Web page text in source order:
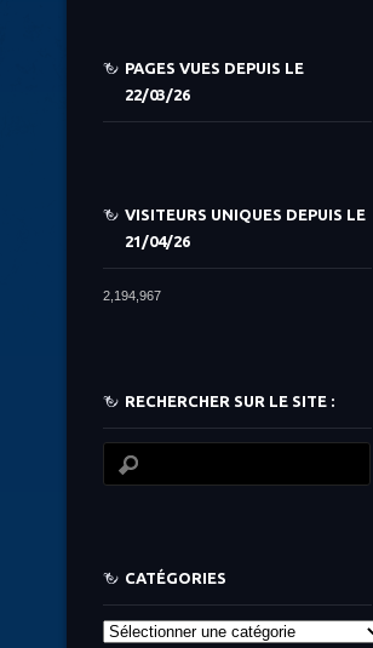
PAGES VUES DEPUIS LE
22/03/26
VISITEURS UNIQUES DEPUIS LE
21/04/26
2,194,967
RECHERCHER SUR LE SITE :
CATÉGORIES
Catégories